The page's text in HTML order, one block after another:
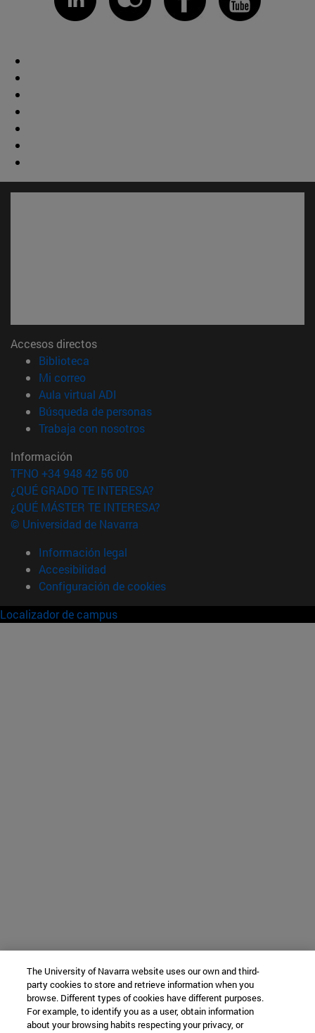
Accesos directos
Biblioteca
Mi correo(abre en nueva ventana)
Aula virtual ADI
Búsqueda de personas(abre en nueva ventana)
Trabaja con nosotros(abre en nueva ventana)
Información
TFNO +34 948 42 56 00
¿QUÉ GRADO TE INTERESA?
¿QUÉ MÁSTER TE INTERESA?
© Universidad de Navarra
Información legal
Accesibilidad
Configuración de cookies
Localizador de campus
The University of Navarra website uses our own and third-
party cookies to store and retrieve information when you
browse. Different types of cookies have different purposes.
For example, to identify you as a user, obtain information
about your browsing habits respecting your privacy, or